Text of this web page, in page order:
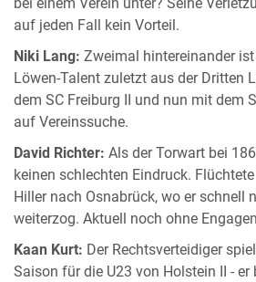
bei einem Verein unter? Seine
auf jeden Fall kein Vorteil.
Niki Lang: Zweimal hintereinander
Löwen-Talent zuletzt aus der Dritten
dem SC Freiburg II und nun mit dem
auf Vereinssuche.
David Richter: Als der Torwart bei
keinen schlechten Eindruck.
Hiller nach Osnabrück, wo er schnell
weiterzog. Aktuell noch ohne
Kaan Kurt: Der Rechtsverteidiger
Saison für die U23 von Holstein II - er